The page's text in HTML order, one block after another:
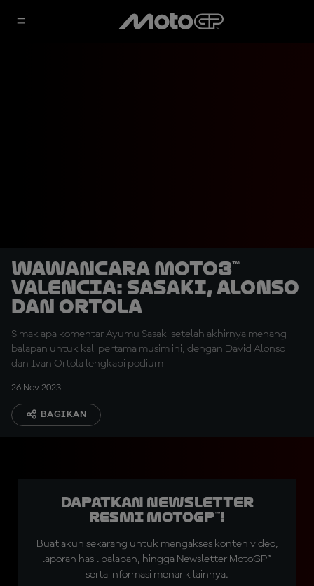
Wawancara Moto3™
Valencia: Sasaki, Alonso
dan Ortola
Simak apa komentar Ayumu Sasaki setelah akhirnya menang
balapan untuk kali pertama musim ini, dengan David Alonso
dan Ivan Ortola lengkapi podium
26 Nov 2023
BAGIKAN
Dapatkan Newsletter
Resmi MotoGP™!
Buat akun sekarang untuk mengakses konten video,
laporan hasil balapan, hingga Newsletter MotoGP™
serta informasi menarik lainnya.